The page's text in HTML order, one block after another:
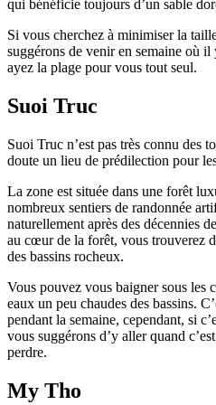
qui bénéficie toujours d’un sable
Si vous cherchez à minimiser la
suggérons de venir en semaine où il
ayez la plage pour vous tout seul.
Suoi Truc
Suoi Truc n’est pas très connu des
doute un lieu de prédilection pour
La zone est située dans une forêt
nombreux sentiers de randonnée
naturellement après des décennies
au cœur de la forêt, vous trouverez
des bassins rocheux.
Vous pouvez vous baigner sous les
eaux un peu chaudes des bassins.
pendant la semaine, cependant, si
vous suggérons d’y aller quand
perdre.
My Tho